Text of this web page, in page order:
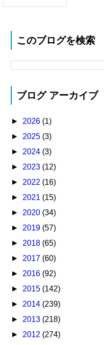
このブログを検索
ブログ アーカイブ
► 2026 (1)
► 2025 (3)
► 2024 (3)
► 2023 (12)
► 2022 (16)
► 2021 (15)
► 2020 (34)
► 2019 (57)
► 2018 (65)
► 2017 (60)
► 2016 (92)
► 2015 (142)
► 2014 (239)
► 2013 (218)
► 2012 (274)